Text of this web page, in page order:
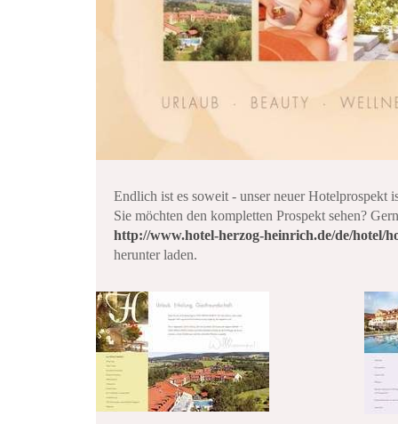
Endlich ist es soweit - unser neuer Hotelprospekt
Sie möchten den kompletten Prospekt sehen?
http://www.hotel-herzog-heinrich.de/de/hotel/
herunter laden.